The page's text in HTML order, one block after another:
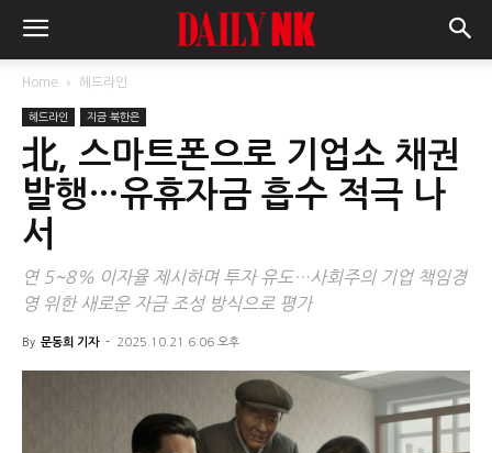
Home 헤드라인
헤드라인 지금 북한은
北, 스마트폰으로 기업소 채권
발행…유휴자금 흡수 적극 나
서
연 5~8% 이자율 제시하며 투자 유도…사회주의 기업 책임경
영 위한 새로운 자금 조성 방식으로 평가
By 문동희 기자 - 2025.10.21 6:06 오후